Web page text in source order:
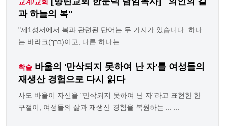
과 하늘의 복"
"제1성서에서 복과 관련된 단어는 두 가지가 있습니다. 하나
는 바라크(ברך)이고, 다른 하나는 ... ...
학술 바울의 '만삭되지 못하여 난 자'를 여성들의
재생산 경험으로 다시 읽다
사도 바울이 자신을 "만삭되지 못하여 난 자"라고 표현한 한
구절이, 여성들의 삶과 재생산 경험을 복원하는 ... ...